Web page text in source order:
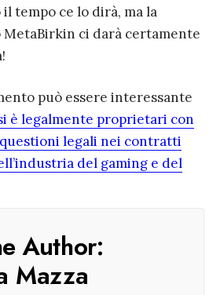
tempo ce lo dirà, ma la
MetaBirkin ci darà certamente
può essere interessante
è legalmente proprietari con
legali nei contratti
del gaming e del
Author:
Mazza